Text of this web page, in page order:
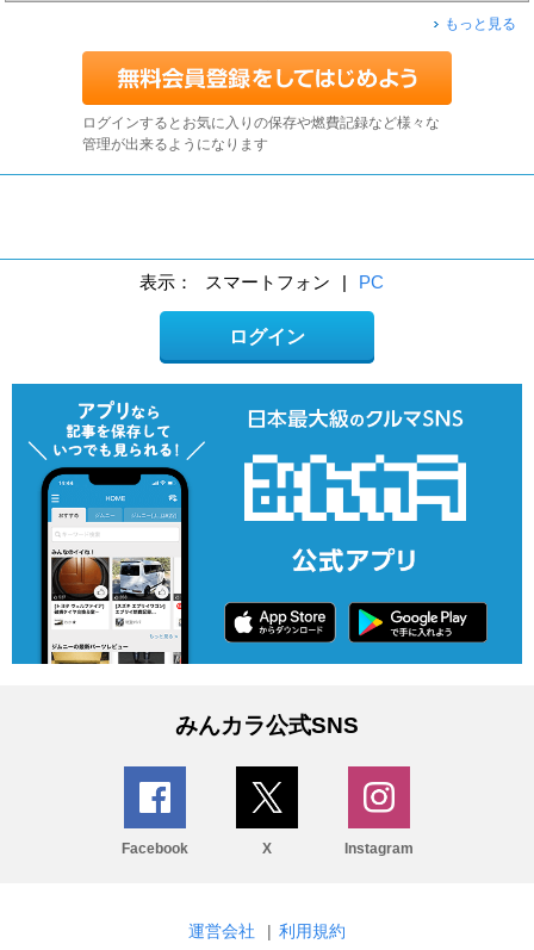
もっと見る
ログインするとお気に入りの保存や燃費記録など様々な
管理が出来るようになります
表示： スマートフォン | PC
ログイン
みんカラ公式SNS
Facebook X Instagram
運営会社 | 利用規約